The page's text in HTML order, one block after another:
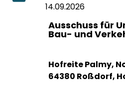
14.09.2026
Ausschuss für
Bau- und
Hofreite Palmy,
64380 Roßdorf,